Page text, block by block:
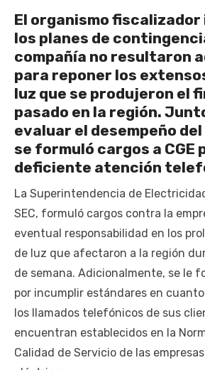
El organismo fiscalizador
los planes de
compañía no resultaron
para reponer los
luz que se produjeron el
pasado en la región.
evaluar el desempeño
se formuló cargos a CGE
deficiente atención
La Superintendencia de
SEC, formuló cargos contra la
eventual responsabilidad en los
de luz que afectaron a la región
de semana. Adicionalmente, se le
por incumplir estándares en
los llamados telefónicos de sus
encuentran establecidos en la
Calidad de Servicio de las